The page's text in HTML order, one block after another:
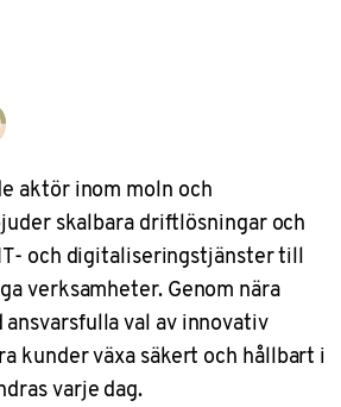
aktör inom moln och
skalbara driftlösningar och
och digitaliseringstjänster till
verksamheter. Genom nära
val av innovativ
kunder växa säkert och hållbart i
varje dag.